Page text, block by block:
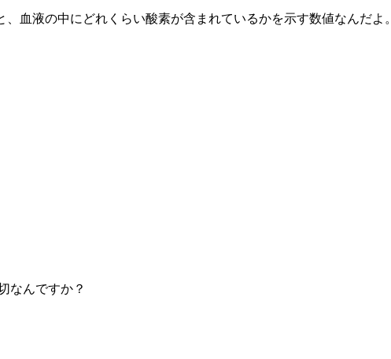
血液の中にどれくらい酸素が含まれているかを示す数値なんだよ。
なんですか？